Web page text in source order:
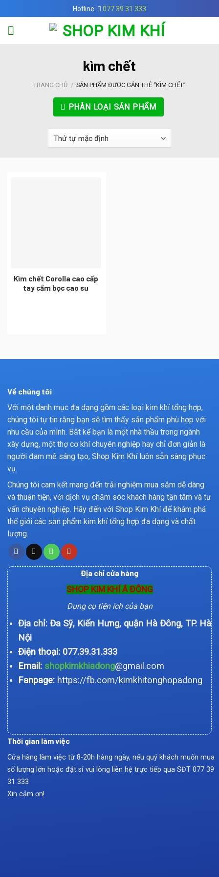
to
content
Hotline: 077 39 31 333
kìm chết
TRANG CHỦ / SẢN PHẨM ĐƯỢC GẮN THẺ “KÌM CHẾT”
PHÂN LOẠI SẢN PHẨM
Kìm chết Corolla cao cấp
tay cầm bọc cao su
Về chúng tôi
Với một danh mục đa dạng gồm các loại kim khí tổng hợp,
chúng tôi tự tin rằng bạn sẽ tìm thấy sản phẩm phù hợp với
nhu cầu của mình. Bất kể bạn là một nhà thầu trong ngành
xây dựng, một thợ cơ khí chuyên nghiệp hay chỉ đơn giản là
người đam mê sáng tạo, Shop Kim Khí luôn sẵn sàng phục
vụ.
Chúng tôi cam kết mang đến trải nghiệm mua sắm dễ dàng
và thuận tiện, với dịch vụ chăm sóc khách hàng tận tâm và tư
vấn chuyên nghiệp. Hãy đến với Shop Kim Khí để khám phá
thế giới các sản phẩm kim khí tổng hợp đa dạng và chất
lượng.
Địa chỉ cửa hàng
SHOP KIM KHÍ Á ĐÔNG
Dụng cụ tiện ích của bạn
Địa chỉ: Đa Sỹ, Kiến Hưng, quận Hà Đông, TP. Hà
Nội
Điện thoại: 077.39.31.333
Email:shopkimkhiadong@gmail.com
Fanpage: https://fb.com/kimkhitonghopadong
Thời gian làm việc
Cửa hàng làm việc từ 8-20h hàng ngày, nếu quý khách muốn mua
số lượng lớn hoặc đặt sỉ vui lòng liên hệ trực tiếp qua SĐT 077 39
31 333
Xin cảm ơn!